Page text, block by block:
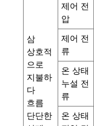
삼
상호적
으로
지불하
다
흐름
단단한
제어 전
압
제어 전
류
온 상태
누설 전
류
온 상태